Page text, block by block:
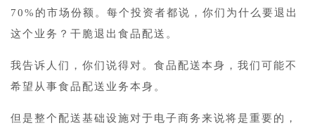
70%的市场份额。每个投资者都说，你们为什么要退出
这个业务？干脆退出食品配送。
我告诉人们，你们说得对。食品配送本身，我们可能不
希望从事食品配送业务本身。
但是整个配送基础设施对于电子商务来说将是重要的，